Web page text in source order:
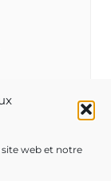
web et notre
clôturées.